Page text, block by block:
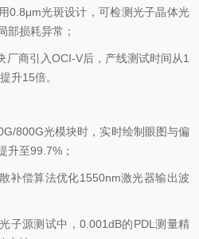
光斑设计，可检测光子晶体光
部损耗异常；
商引入OCI-V后，产线测试时间从1
升15倍。
800G光模块时，实时绘制眼图与偏
升至99.7%；
偿算法优化1550nm激光器输出波
源测试中，0.001dB的PDL测量精